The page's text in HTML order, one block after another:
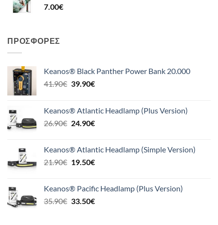
7.00€
ΠΡΟΣΦΟΡΈΣ
Keanos® Black Panther Power Bank 20.000
41.90€ Original
41.90€.
39.90€Η
είναι:
39.90€.
Keanos® Atlantic Headlamp (Plus Version)
26.90€ Original
26.90€.
24.90€Η
είναι:
24.90€.
Keanos® Atlantic Headlamp (Simple Version)
21.90€ Original
21.90€.
19.50€Η
είναι:
19.50€.
Keanos® Pacific Headlamp (Plus Version)
35.90€ Original
33.50€Η